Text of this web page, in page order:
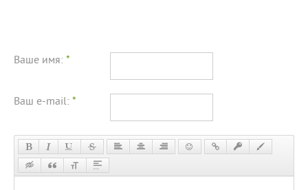
Ваше имя: *
Ваш e-mail: *